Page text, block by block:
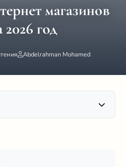
магазинов
год
Abdelrahman Mohamed